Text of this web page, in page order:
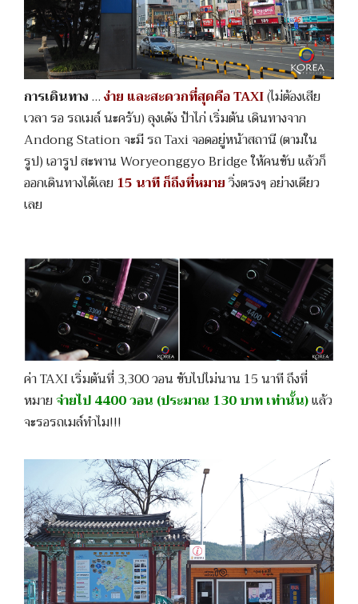
การเดินทาง…ง่าย และสะดวกที่สุดคือ TAXI(ไม่ต้องเสีย
เวลา รอ รถเมล์ นะครับ) ลุงเด้ง ป้าไก่ เริ่มต้น เดินทางจาก
Andong Station จะมี รถ Taxi จอดอยู่หน้าสถานี (ตามใน
รูป) เอารูป สะพาน Woryeonggyo Bridge ให้คนขับ แล้วก็
ออกเดินทางได้เลย 15 นาที ก็ถึงที่หมายวิ่งตรงๆ อย่างเดียว
เลย
ค่า TAXI เริ่มต้นที่ 3,300 วอน ขับไปไม่นาน 15 นาที ถึงที่
หมายจ่ายไป 4400 วอน (ประมาณ 130 บาท เท่านั้น)แล้ว
จะรอรถเมล์ทำไม!!!